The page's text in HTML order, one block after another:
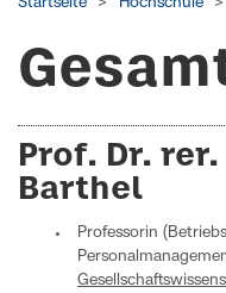
Prof. Dr.
Barthel
Professorin